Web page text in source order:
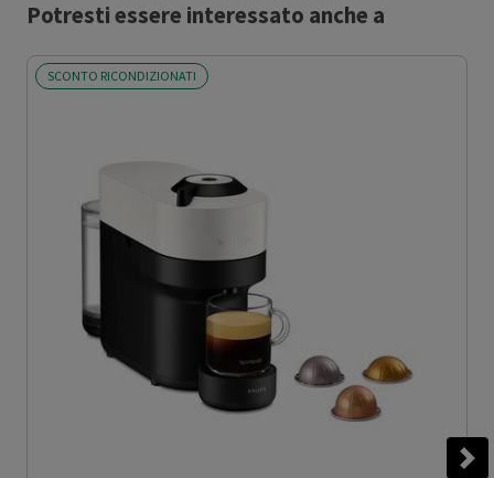
Potresti essere interessato anche a
SCONTO RICONDIZIONATI